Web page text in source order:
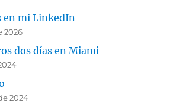
en mi LinkedIn
2026
dos días en Miami
2024